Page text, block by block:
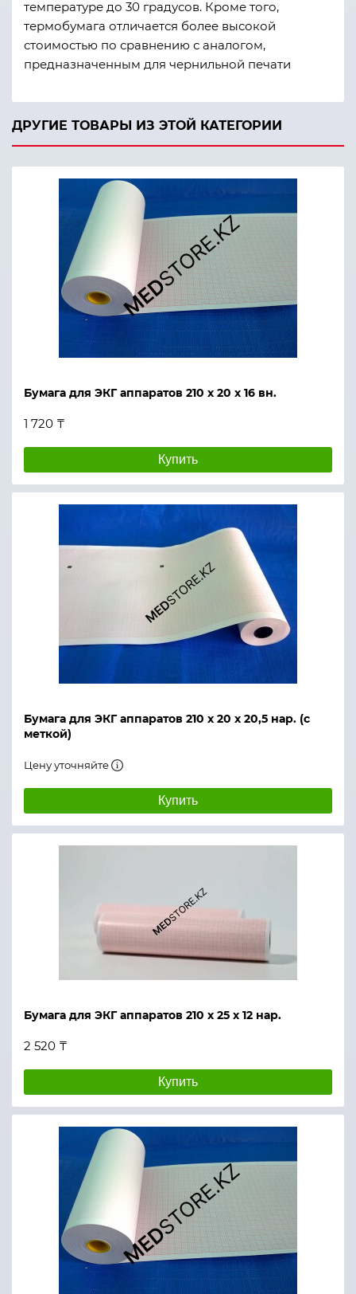
температуре до 30 градусов. Кроме того,
термобумага отличается более высокой
стоимостью по сравнению с аналогом,
предназначенным для чернильной печати
ДРУГИЕ ТОВАРЫ ИЗ ЭТОЙ КАТЕГОРИИ
Бумага для ЭКГ аппаратов 210 х 20 х 16 вн.
1 720 ₸
Купить
Бумага для ЭКГ аппаратов 210 х 20 х 20,5 нар. (с
меткой)
Цену уточняйте
Купить
Бумага для ЭКГ аппаратов 210 х 25 х 12 нар.
2 520 ₸
Купить